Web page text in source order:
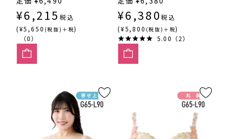
¥6,215 税込
(¥5,650 (税抜)＋税)
（0）
¥6,380 税込
(¥5,800 (税抜)＋税)
5.00（2）